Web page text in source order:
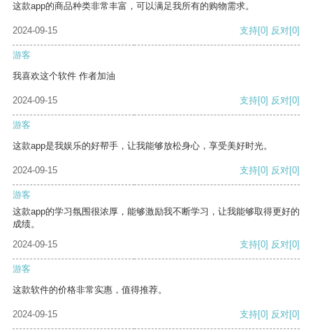
这款app的商品种类非常丰富，可以满足我所有的购物需求。
2024-09-15 支持[0] 反对[0]
游客
我喜欢这个软件 作者加油
2024-09-15 支持[0] 反对[0]
游客
这款app是我娱乐的好帮手，让我能够放松身心，享受美好时光。
2024-09-15 支持[0] 反对[0]
游客
这款app的学习氛围很浓厚，能够激励我不断学习，让我能够取得更好的
成绩。
2024-09-15
支持[0] 反对[0]
游客
这款软件的价格非常实惠，值得推荐。
2024-09-15 支持[0] 反对[0]